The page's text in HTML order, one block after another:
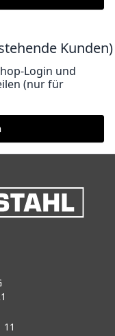
Kunden)
Login und
(nur für
11